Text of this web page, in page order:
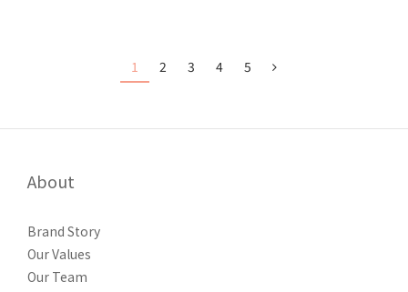
1 2 3 4 5
About
Brand Story
Our Values
Our Team